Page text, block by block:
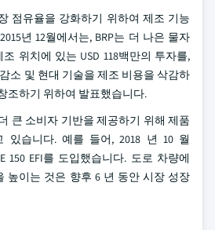
점유율을 강화하기 위하여 제조 기능
년 12월에서는, BRP는 더 나은 물자
위치에 있는 USD 118백만의 투자를,
소 및 현대 기술을 제조 비용을 삭감하
조하기 위하여 발표했습니다.
큰 소비자 기반을 제공하기 위해 제품
있습니다. 예를 들어, 2018 년 10 월
150 EFI를 도입했습니다. 도로 차량에
높이는 것은 향후 6 년 동안 시장 성장